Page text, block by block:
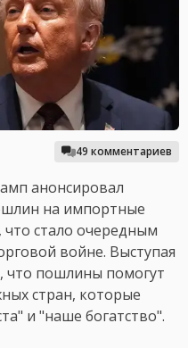
49 комментариев
анонсировал
на импортные
стало очередным
войне. Выступая
что пошлины помогут
стран, которые
и "наше богатство".